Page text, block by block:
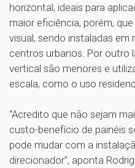
horizontal, ideais para
maior eficiência, porém,
visual, sendo instaladas
centros urbanos. Por outro
vertical são menores e
escala, como o uso
“Acredito que não sejam
custo-benefício de painéis
pode mudar com a
direcionador”, aponta